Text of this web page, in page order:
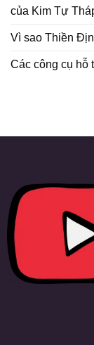
của Kim Tự
Vì sao Thiền
Các công cụ hỗ